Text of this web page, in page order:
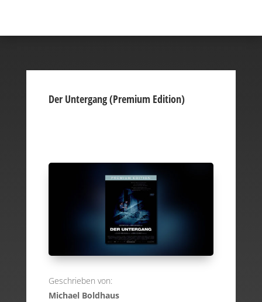
Der Untergang (Premium Edition)
Geschrieben von:
Michael Boldhaus